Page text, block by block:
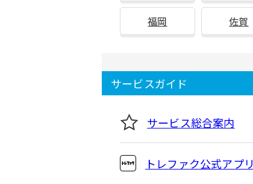
福岡 佐賀
サービスガイド
サービス総合案内
トレファク公式アプリ